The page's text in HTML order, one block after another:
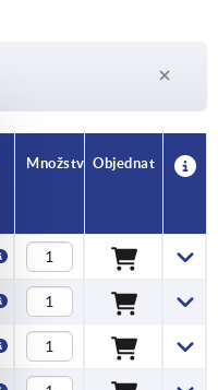
Množství Objednat